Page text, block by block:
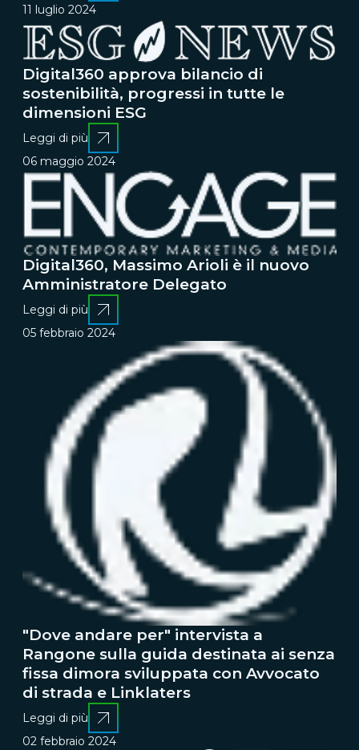
11 luglio 2024
Digital360 approva bilancio di
sostenibilità, progressi in tutte le
dimensioni ESG
Leggi di più
06 maggio 2024
Digital360, Massimo Arioli è il nuovo
Amministratore Delegato
Leggi di più
05 febbraio 2024
"Dove andare per" intervista a
Rangone sulla guida destinata ai senza
fissa dimora sviluppata con Avvocato
di strada e Linklaters
Leggi di più
02 febbraio 2024